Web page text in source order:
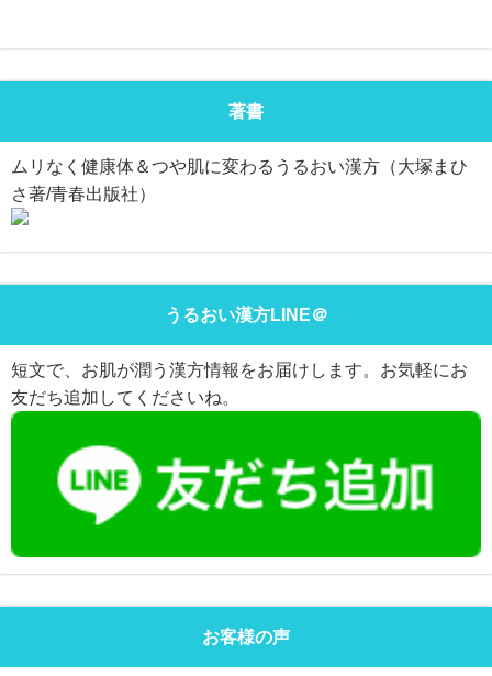
著書
ムリなく健康体＆つや肌に変わるうるおい漢方（大塚まひ
さ著/青春出版社）
うるおい漢方LINE＠
短文で、お肌が潤う漢方情報をお届けします。お気軽にお
友だち追加してくださいね。
お客様の声